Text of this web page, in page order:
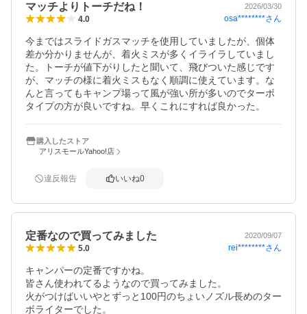
マッチよりトーチだね！ 2026/03/30
4.0 osa********さん
今まではスライドガスマッチを使用していましたが、個体
差か分かりませんが、着火ミスが多くイライラしていまし
た。トーチが値下がりしたと聞いて、飛びついた感じです
が、マッチの様に着火ミスもなく順調に使えています。な
んと言ってもキャンプ場って風が強い所が多いのでターボ
タイプの方が良いですね。早くこれにすれば良かった。
購入したストア
アリスモールYahoo!店
違反報告 いいね0
定番なので買ってみました 2020/09/07
5.0 rei********さん
キャンパーの定番ですかね。
皆さん使われてるようなので買ってみました。
火がつけばいいやとずっと100円のちょいノズル長めのター
ボライターでした。